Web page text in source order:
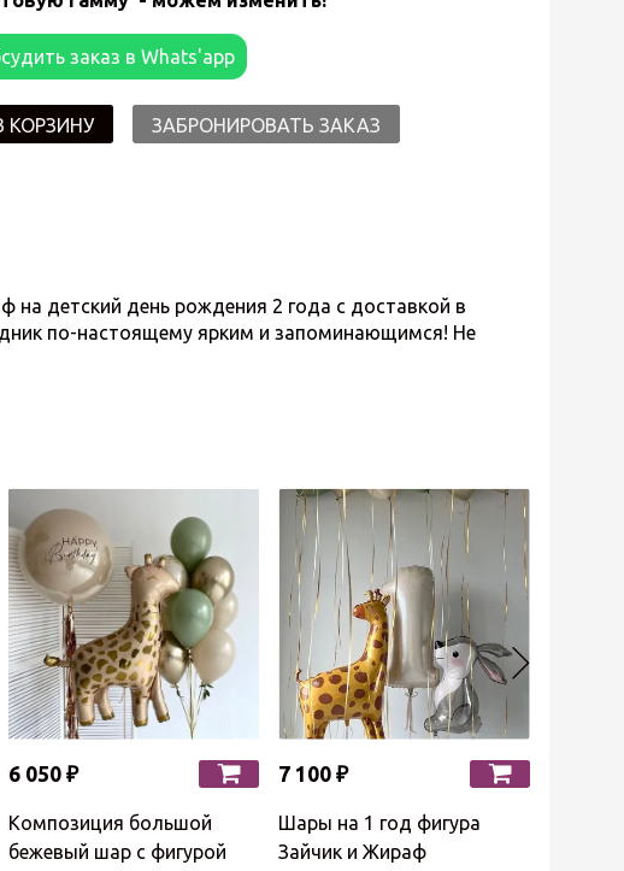
заказ в Whats'app
КОРЗИНУ ЗАБРОНИРОВАТЬ ЗАКАЗ
детский день рождения 2 года с доставкой в
по-настоящему ярким и запоминающимся! Не
6 050 ₽
Композиция большой
бежевый шар с фигурой
7 100 ₽
Шары на 1 год фигура
Зайчик и Жираф